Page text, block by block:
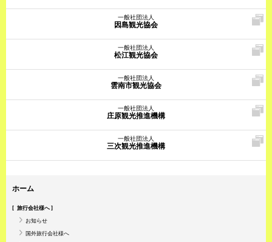
一般社団法人
因島観光協会
一般社団法人
松江観光協会
一般社団法人
雲南市観光協会
一般社団法人
庄原観光推進機構
一般社団法人
三次観光推進機構
ホーム
旅行会社様へ
お知らせ
国外旅行会社様へ